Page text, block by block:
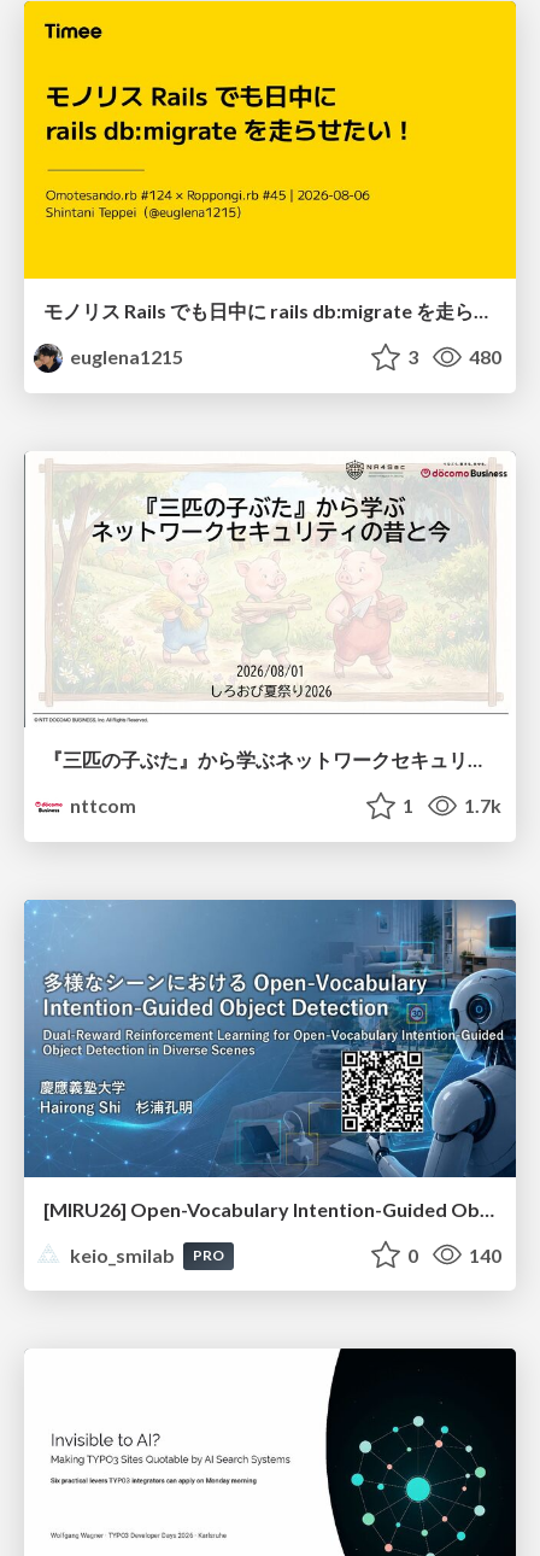
euglena1215
3 480
『三匹の子ぶた』から学ぶネットワークセキュリティの昔と今 / Network Security: Then and Now Through the Lens of The Three Little Pigs
nttcom
1 1.7k
keio_smilab
PRO 0 140